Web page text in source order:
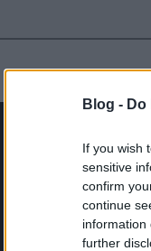
Blog -
If you wish
sensitive
confirm
continue
information
further